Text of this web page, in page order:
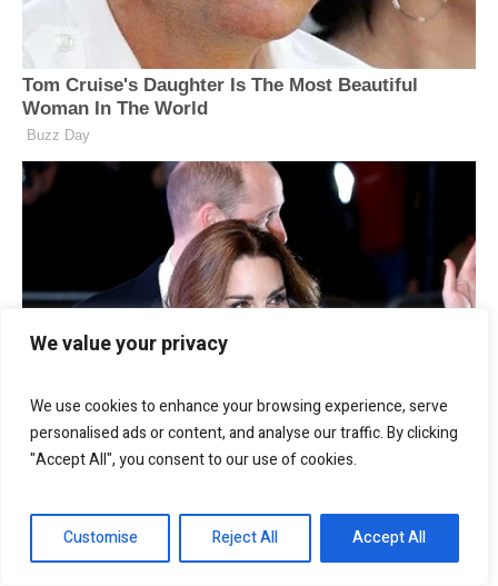
We value your privacy
We use cookies to enhance your browsing experience, serve
personalised ads or content, and analyse our traffic. By clicking
"Accept All", you consent to our use of cookies.
Customise Reject All Accept All